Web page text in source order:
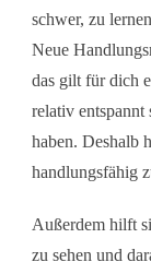
schwer, zu
Neue
das gilt für dich
relativ
haben. Deshalb
handlungsfähig
Außerdem hilft
zu sehen und